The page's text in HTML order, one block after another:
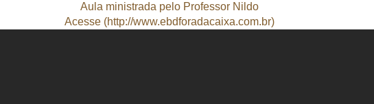
Aula ministrada pelo Professor Nildo
Acesse (http://www.ebdforadacaixa.com.br)